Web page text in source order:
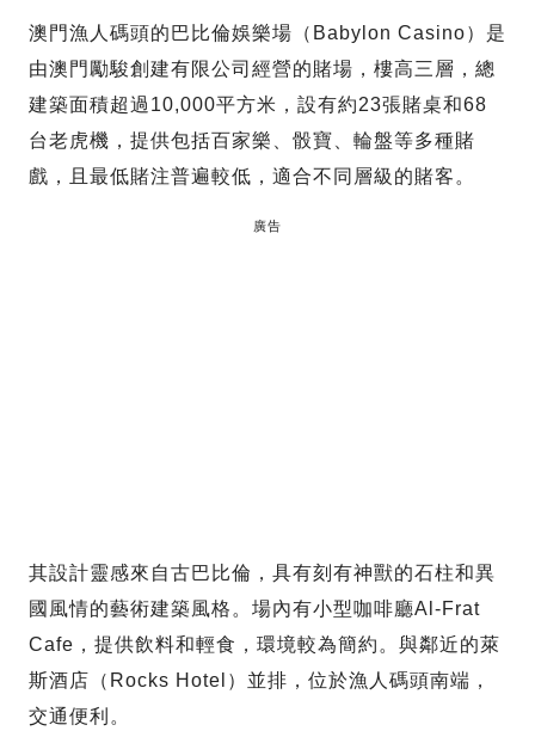
澳門漁人碼頭的巴比倫娛樂場（Babylon Casino）是
由澳門勵駿創建有限公司經營的賭場，樓高三層，總
建築面積超過10,000平方米，設有約23張賭桌和68
台老虎機，提供包括百家樂、骰寶、輪盤等多種賭
戲，且最低賭注普遍較低，適合不同層級的賭客。
廣告
其設計靈感來自古巴比倫，具有刻有神獸的石柱和異
國風情的藝術建築風格。場內有小型咖啡廳Al-Frat
Cafe，提供飲料和輕食，環境較為簡約。與鄰近的萊
斯酒店（Rocks Hotel）並排，位於漁人碼頭南端，
交通便利。